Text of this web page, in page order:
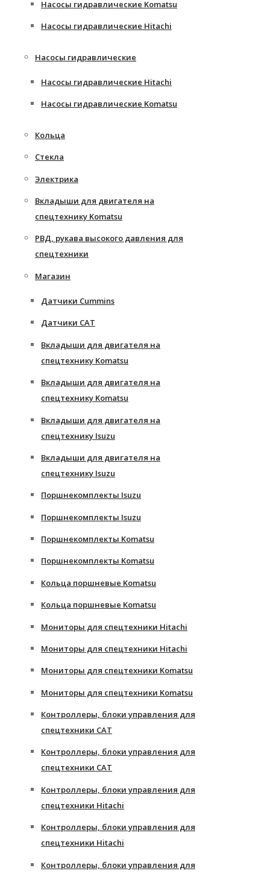
Насосы гидравлические Komatsu
Насосы гидравлические Hitachi
Насосы гидравлические
Насосы гидравлические Hitachi
Насосы гидравлические Komatsu
Кольца
Стекла
Электрика
Вкладыши для двигателя на
спецтехнику Komatsu
РВД, рукава высокого давления для
спецтехники
Магазин
Датчики Cummins
Датчики CAT
Вкладыши для двигателя на
спецтехнику Komatsu
Вкладыши для двигателя на
спецтехнику Komatsu
Вкладыши для двигателя на
спецтехнику Isuzu
Вкладыши для двигателя на
спецтехнику Isuzu
Поршнекомплекты Isuzu
Поршнекомплекты Isuzu
Поршнекомплекты Komatsu
Поршнекомплекты Komatsu
Кольца поршневые Komatsu
Кольца поршневые Komatsu
Мониторы для спецтехники Hitachi
Мониторы для спецтехники Hitachi
Мониторы для спецтехники Komatsu
Мониторы для спецтехники Komatsu
Контроллеры, блоки управления для
спецтехники CAT
Контроллеры, блоки управления для
спецтехники CAT
Контроллеры, блоки управления для
спецтехники Hitachi
Контроллеры, блоки управления для
спецтехники Hitachi
Контроллеры, блоки управления для